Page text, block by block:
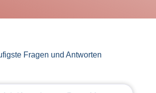
Fragen und Antworten